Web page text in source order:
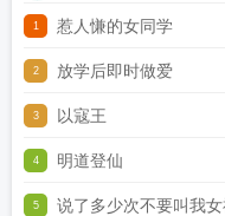
1 惹人慊的女同学
2 放学后即时做爱
3 以寇王
4 明道登仙
5 说了多少次不要叫我女